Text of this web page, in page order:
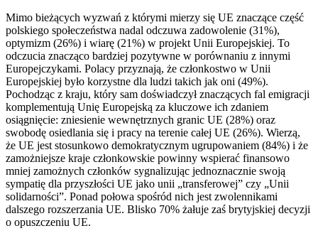
Mimo bieżących wyzwań z którymi mierzy się UE znaczące część
polskiego społeczeństwa nadal odczuwa zadowolenie (31%),
optymizm (26%) i wiarę (21%) w projekt Unii Europejskiej. To
odczucia znacząco bardziej pozytywne w porównaniu z innymi
Europejczykami. Polacy przyznają, że członkostwo w Unii
Europejskiej było korzystne dla ludzi takich jak oni (49%).
Pochodząc z kraju, który sam doświadczył znaczących fal emigracji
komplementują Unię Europejską za kluczowe ich zdaniem
osiągnięcie: zniesienie wewnętrznych granic UE (28%) oraz
swobodę osiedlania się i pracy na terenie całej UE (26%). Wierzą,
że UE jest stosunkowo demokratycznym ugrupowaniem (84%) i że
zamożniejsze kraje członkowskie powinny wspierać finansowo
mniej zamożnych członków sygnalizując jednoznacznie swoją
sympatię dla przyszłości UE jako unii „transferowej” czy „Unii
solidarności”. Ponad połowa spośród nich jest zwolennikami
dalszego rozszerzania UE. Blisko 70% żałuje zaś brytyjskiej decyzji
o opuszczeniu UE.